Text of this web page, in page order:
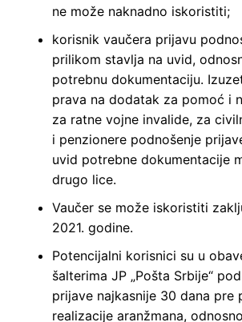
ne može naknadno iskoristiti;
korisnik vaučera prijavu
prilikom stavlja na uvid,
potrebnu dokumentaciju.
prava na dodatak za pomoć i
za ratne vojne invalide, za
i penzionere podnošenje
uvid potrebne dokumentacije
drugo lice.
Vaučer se može iskoristiti
2021. godine.
Potencijalni korisnici su u
šalterima JP „Pošta Srbije“
prijave najkasnije 30 dana pre
realizacije aranžmana,